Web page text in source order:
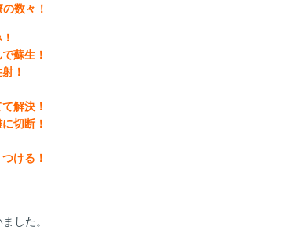
数々！
蘇生！
！
解決！
切断！
ける！
した。